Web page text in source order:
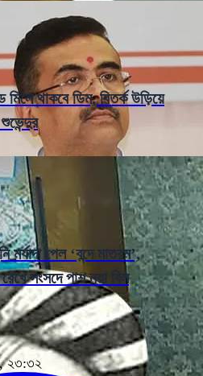
থাকবে ডিম, বিতর্ক উড়িয়ে
পেল ‘বন্দে মাতরম’,
সংসদে পাশ নয়া বিল
২৩:৩২